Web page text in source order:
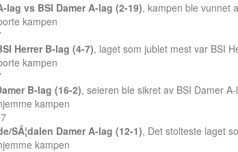
lag vs BSI Damer A-lag (2-19), kampen ble vunnet
kampen
Herrer B-lag (4-7), laget som jublet mest var BSI
kampen
B-lag (16-2), seieren ble sikret av BSI Damer A-
kampen
SÃ¦dalen Damer A-lag (12-1), Det stolteste laget
kampen